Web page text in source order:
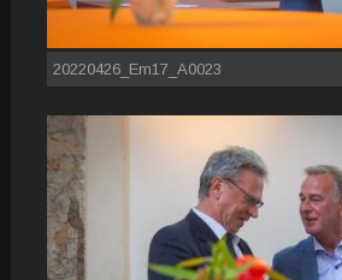
20220426_Em17_A0023